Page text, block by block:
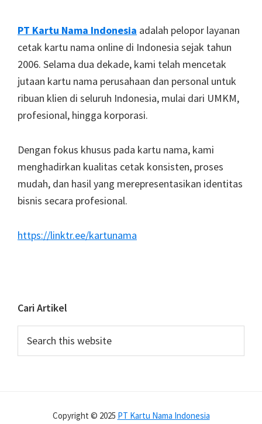
Footer
PT Kartu Nama Indonesia adalah pelopor layanan
cetak kartu nama online di Indonesia sejak tahun
2006. Selama dua dekade, kami telah mencetak
jutaan kartu nama perusahaan dan personal untuk
ribuan klien di seluruh Indonesia, mulai dari UMKM,
profesional, hingga korporasi.
Dengan fokus khusus pada kartu nama, kami
menghadirkan kualitas cetak konsisten, proses
mudah, dan hasil yang merepresentasikan identitas
bisnis secara profesional.
https://linktr.ee/kartunama
Cari Artikel
Copyright © 2025 PT Kartu Nama Indonesia